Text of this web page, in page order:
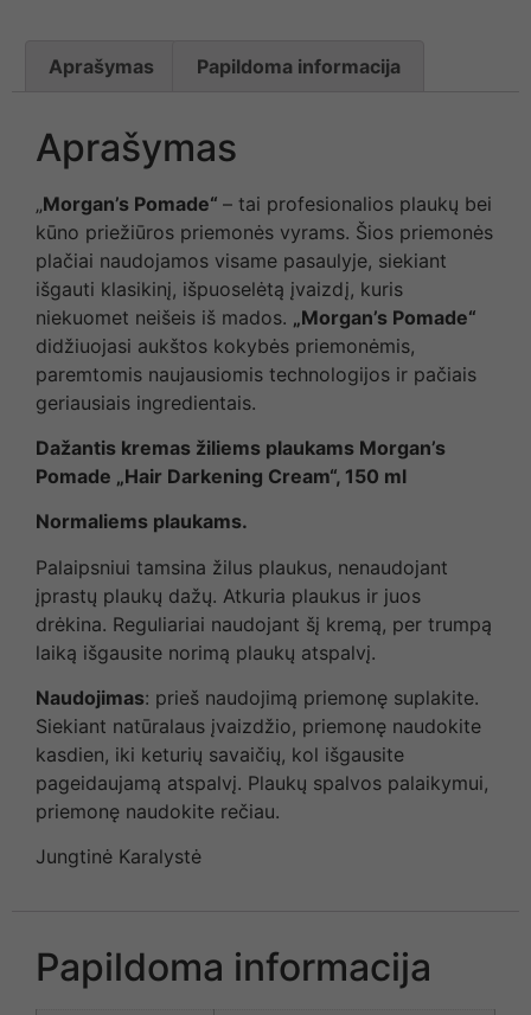
Aprašymas Papildoma informacija
Aprašymas
„Morgan’s Pomade“ – tai profesionalios plaukų bei
kūno priežiūros priemonės vyrams. Šios priemonės
plačiai naudojamos visame pasaulyje, siekiant
išgauti klasikinį, išpuoselėtą įvaizdį, kuris
niekuomet neišeis iš mados. „Morgan’s Pomade“
didžiuojasi aukštos kokybės priemonėmis,
paremtomis naujausiomis technologijos ir pačiais
geriausiais ingredientais.
Dažantis kremas žiliems plaukams Morgan’s
Pomade „Hair Darkening Cream“, 150 ml
Normaliems plaukams.
Palaipsniui tamsina žilus plaukus, nenaudojant
įprastų plaukų dažų. Atkuria plaukus ir juos
drėkina. Reguliariai naudojant šį kremą, per trumpą
laiką išgausite norimą plaukų atspalvį.
Naudojimas: prieš naudojimą priemonę suplakite.
Siekiant natūralaus įvaizdžio, priemonę naudokite
kasdien, iki keturių savaičių, kol išgausite
pageidaujamą atspalvį. Plaukų spalvos palaikymui,
priemonę naudokite rečiau.
Jungtinė Karalystė
Papildoma informacija